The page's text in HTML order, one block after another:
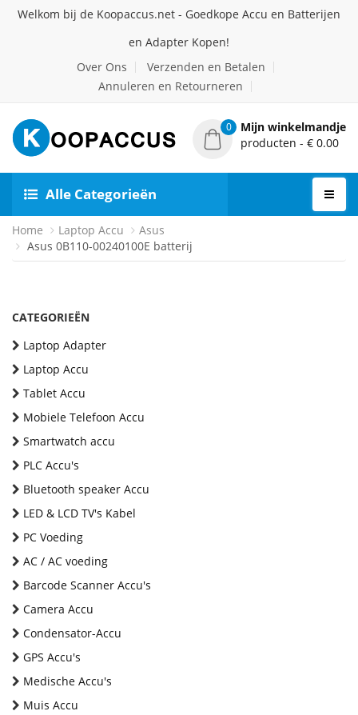
Welkom bij de Koopaccus.net - Goedkope Accu en Batterijen
en Adapter Kopen!
Over Ons
Verzenden en Betalen
Annuleren en Retourneren
0
Mijn winkelmandje
producten - € 0.00
Alle Categorieën
Home Laptop Accu
Asus
Asus 0B110-00240100E batterij
CATEGORIEËN
Laptop Adapter
Laptop Accu
Tablet Accu
Mobiele Telefoon Accu
Smartwatch accu
PLC Accu's
Bluetooth speaker Accu
LED & LCD TV's Kabel
PC Voeding
AC / AC voeding
Barcode Scanner Accu's
Camera Accu
Condensator-Accu
GPS Accu's
Medische Accu's
Muis Accu